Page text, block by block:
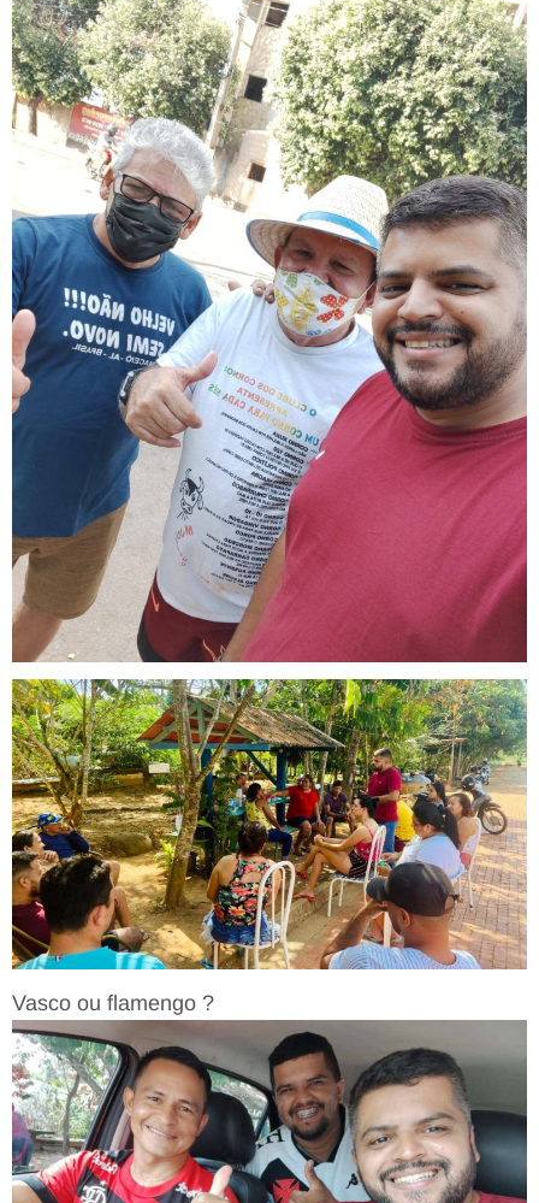
Vasco ou flamengo ?